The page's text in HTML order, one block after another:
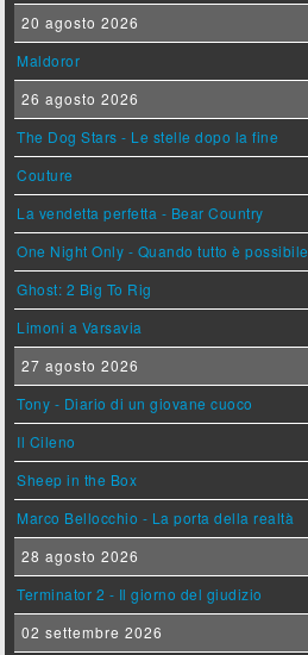
20 agosto 2026
Maldoror
26 agosto 2026
The Dog Stars - Le stelle dopo la fine
Couture
La vendetta perfetta - Bear Country
One Night Only - Quando tutto è possibile
Ghost: 2 Big To Rig
Limoni a Varsavia
27 agosto 2026
Tony - Diario di un giovane cuoco
Il Cileno
Sheep in the Box
Marco Bellocchio - La porta della realtà
28 agosto 2026
Terminator 2 - Il giorno del giudizio
02 settembre 2026